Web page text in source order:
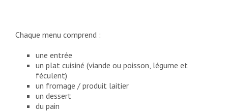
Chaque menu comprend :
une entrée
un plat cuisiné (viande ou poisson, légume et
féculent)
un fromage / produit laitier
un dessert
du pain